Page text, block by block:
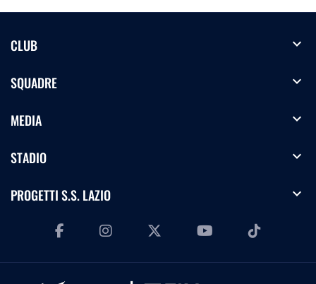
CLUB expand_more
SQUADRE expand_more
MEDIA expand_more
STADIO expand_more
PROGETTI S.S. LAZIO expand_more